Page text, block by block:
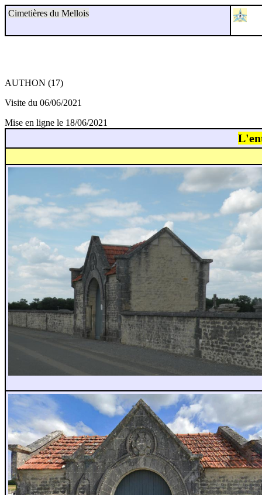
Cimetières du Mellois
AUTHON (17)
Visite du 06/06/2021
Mise en ligne le 18/06/2021